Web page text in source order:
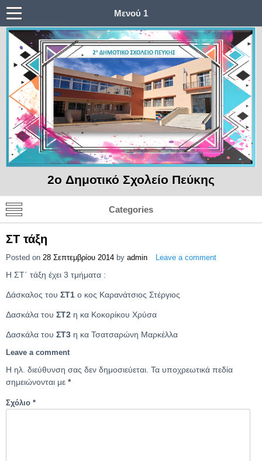
Μενού 1
2o Δημοτικό Σχολείο Πεύκης
Categories
ΣΤ τάξη
Posted on 28 Σεπτεμβρίου 2014 by admin Leave a comment
Η ΣΤ΄ τάξη έχει 3 τμήματα :
Δάσκαλος του ΣΤ1 ο κος Καρανάτσιος Στέργιος
Δασκάλα του ΣΤ2 η κα Κοκορίκου Χρύσα
Δασκάλα του ΣΤ3 η κα Τσατσαρώνη Μαρκέλλα
Leave a comment
Η ηλ. διεύθυνση σας δεν δημοσιεύεται. Τα υποχρεωτικά πεδία
σημειώνονται με *
Σχόλιο *